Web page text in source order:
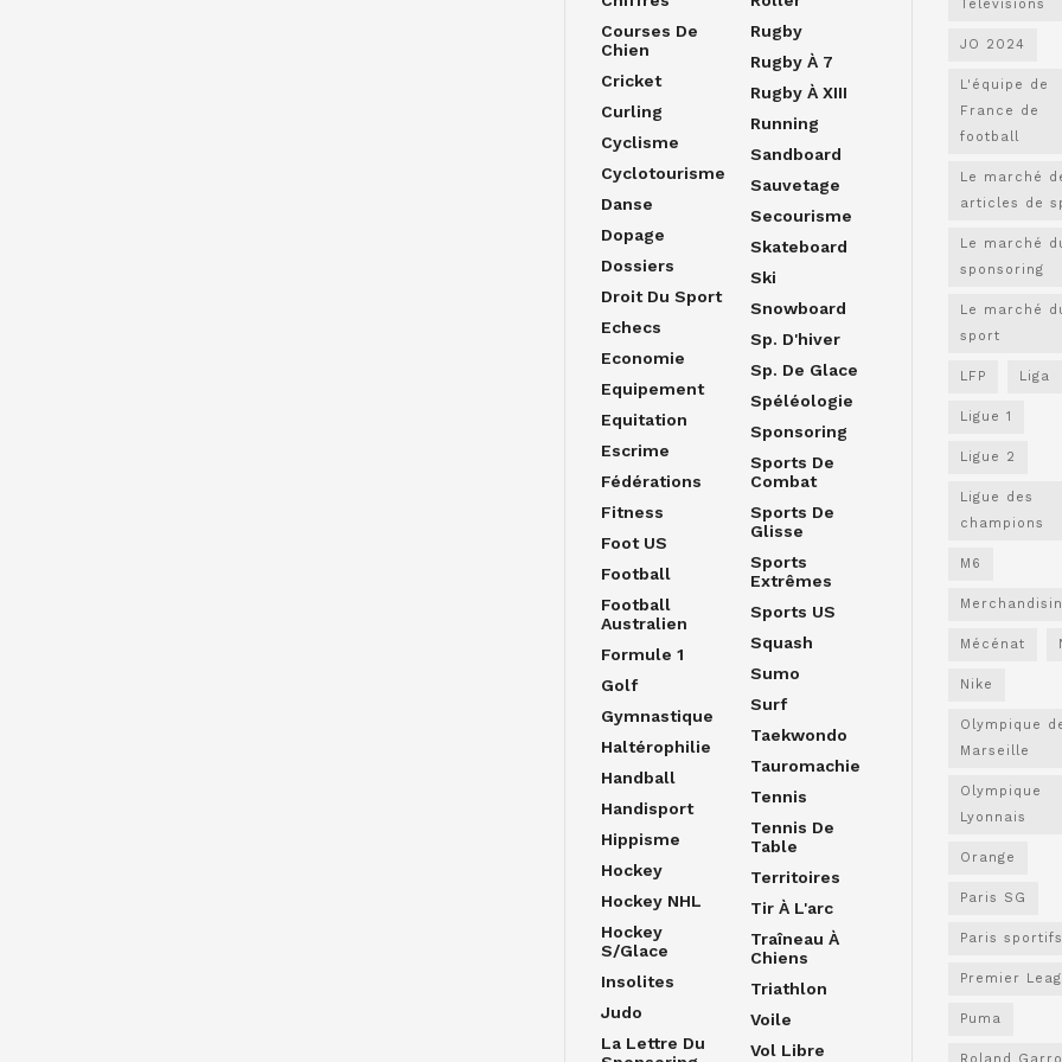
Courses De
Chien
Cricket
Curling
Cyclisme
Cyclotourisme
Danse
Dopage
Dossiers
Droit Du Sport
Echecs
Economie
Equipement
Equitation
Escrime
Fédérations
Fitness
Foot US
Football
Football
Australien
Formule 1
Golf
Gymnastique
Haltérophilie
Handball
Handisport
Hippisme
Hockey
Hockey NHL
Hockey
S/glace
Insolites
Judo
La Lettre Du
Rugby
Rugby À 7
Rugby À XIII
Running
Sandboard
Sauvetage
Secourisme
Skateboard
Ski
Snowboard
Sp. D'hiver
Sp. De Glace
Spéléologie
Sponsoring
Sports De
Combat
Sports De
Glisse
Sports
Extrêmes
Sports US
Squash
Sumo
Surf
Taekwondo
Tauromachie
Tennis
Tennis De
Table
Territoires
Tir À L'arc
Traîneau À
Chiens
Triathlon
Voile
Vol Libre
Télévisions
JO 2024
L'équipe de
France de
football
Le marché
articles de
Le marché
sponsoring
Le marché
sport
LFP Liga
Ligue 1
Ligue 2
Ligue des
champions
M6
Mécénat
Nike
Olympique
Marseille
Olympique
Lyonnais
Orange
Paris SG
Paris sportifs
Premier
Puma